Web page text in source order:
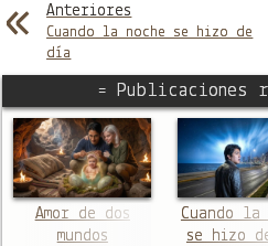
Anteriores
Cuando la noche se hizo de
día
= Publicaciones
Amor de dos
mundos
Cuando la
se hizo